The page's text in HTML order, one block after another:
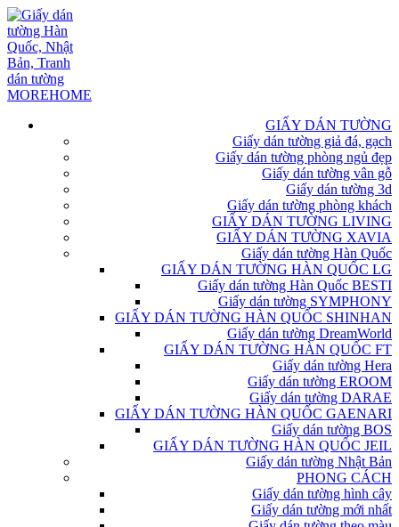
GIẤY DÁN TƯỜNG
Giấy dán tường giả đá, gạch
Giấy dán tường phòng ngủ đẹp
Giấy dán tường vân gỗ
Giấy dán tường 3d
Giấy dán tường phòng khách
GIẤY DÁN TƯỜNG LIVING
GIẤY DÁN TƯỜNG XAVIA
Giấy dán tường Hàn Quốc
GIẤY DÁN TƯỜNG HÀN QUỐC LG
Giấy dán tường Hàn Quốc BESTI
Giấy dán tường SYMPHONY
GIẤY DÁN TƯỜNG HÀN QUỐC SHINHAN
Giấy dán tường DreamWorld
GIẤY DÁN TƯỜNG HÀN QUỐC FT
Giấy dán tường Hera
Giấy dán tường EROOM
Giấy dán tường DARAE
GIẤY DÁN TƯỜNG HÀN QUỐC GAENARI
Giấy dán tường BOS
GIẤY DÁN TƯỜNG HÀN QUỐC JEIL
Giấy dán tường Nhật Bản
PHONG CÁCH
Giấy dán tường hình cây
Giấy dán tường mới nhất